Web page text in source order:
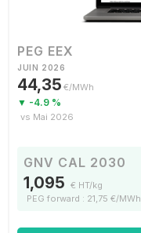
PEG EEX
JUIN 2026
44,35 €/MWh
▼ -4.9 %
vs Mai 2026
GNV CAL 2030
1,095 € HT/kg
PEG forward : 21,75 €/MWh